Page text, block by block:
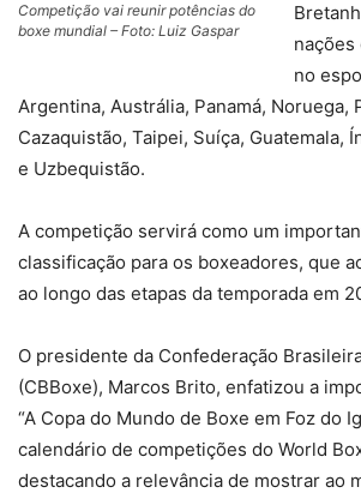
Competição vai reunir potências do
boxe mundial – Foto: Luiz Gaspar
nações
no
Argentina, Austrália, Panamá, Noruega,
Cazaquistão, Taipei, Suíça, Guatemala,
e Uzbequistão.
A competição servirá como um
classificação para os boxeadores, que
ao longo das etapas da temporada em
O presidente da Confederação
(CBBoxe), Marcos Brito, enfatizou a
“A Copa do Mundo de Boxe em Foz do
calendário de competições do World
destacando a relevância de mostrar ao